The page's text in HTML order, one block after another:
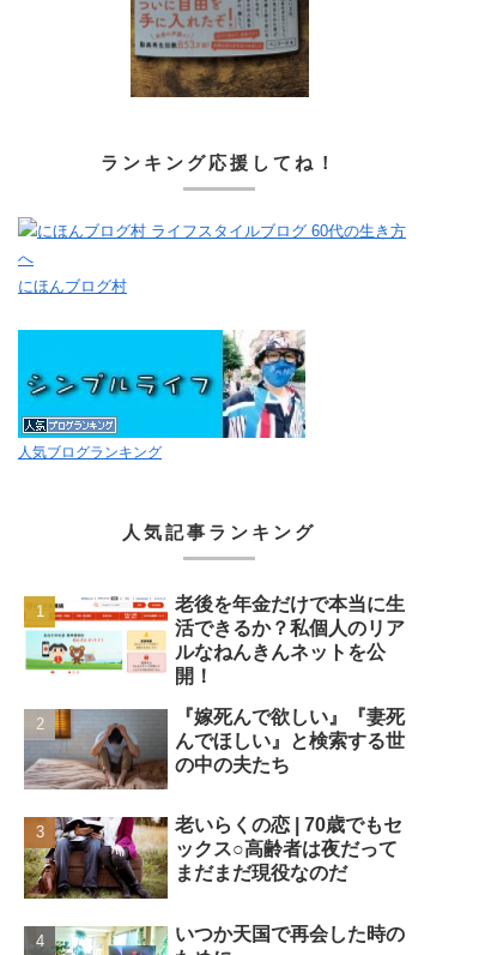
ランキング応援してね！
にほんブログ村
人気ブログランキング
人気記事ランキング
老後を年金だけで本当に生
活できるか？私個人のリア
ルなねんきんネットを公
開！
『嫁死んで欲しい』『妻死
んでほしい』と検索する世
の中の夫たち
老いらくの恋 | 70歳でもセ
ックス○高齢者は夜だって
まだまだ現役なのだ
いつか天国で再会した時の